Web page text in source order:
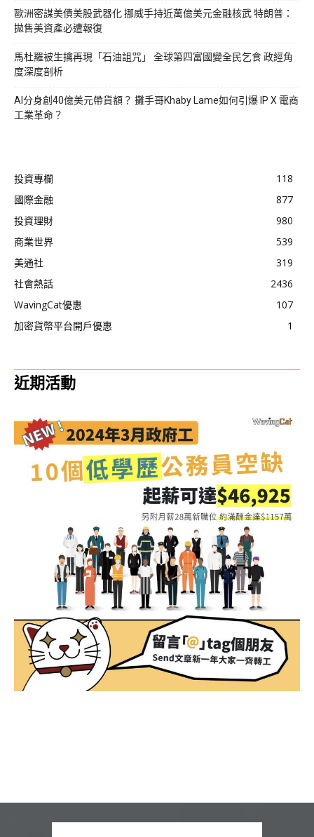
歐洲密謀美債美股武器化 挪威手持近萬億美元金融核武 特朗普：
拋售美資產必遭報復
馬杜羅被生擒再現「石油詛咒」 全球第四富國變全民乞食 政經角
度深度剖析
AI分身創40億美元帶貨額？ 攤手哥Khaby Lame如何引爆 IP X 電商
工業革命？
投資專欄
118
國際金融
877
投資理財
980
商業世界
539
美通社
319
社會熱話
2436
WavingCat優惠
107
加密貨幣平台開戶優惠
1
近期活動